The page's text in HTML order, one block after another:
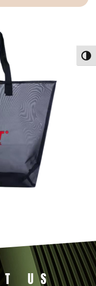
הפעל/כבה ניגודיות גבוהה